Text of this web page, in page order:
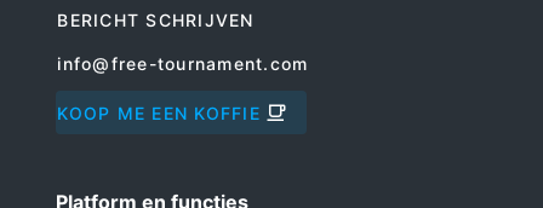
BERICHT SCHRIJVEN
info@free-tournament.com
KOOP ME EEN KOFFIE
Platform en functies